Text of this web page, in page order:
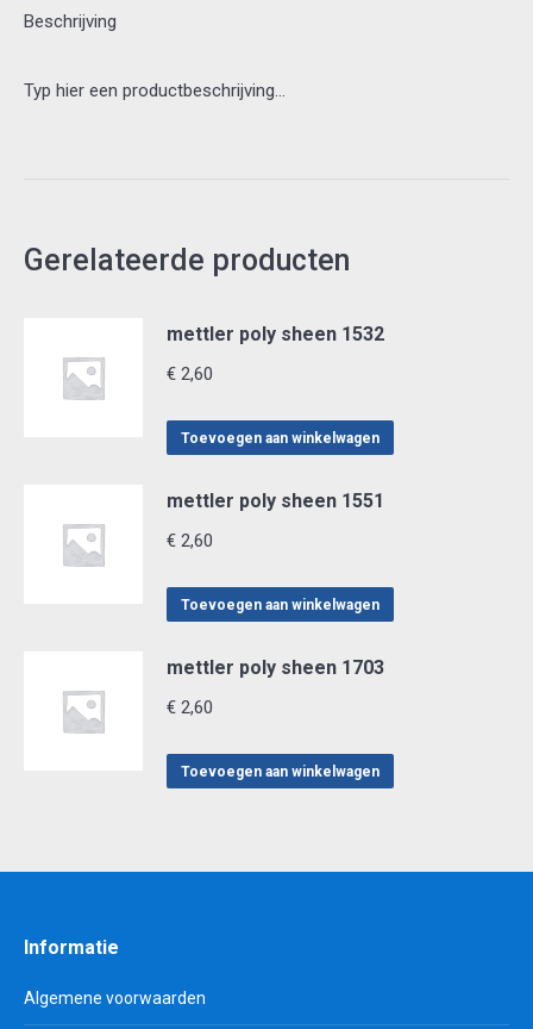
Beschrijving
Typ hier een productbeschrijving…
Gerelateerde producten
mettler poly sheen 1532
€ 2,60
Toevoegen aan winkelwagen
mettler poly sheen 1551
€ 2,60
Toevoegen aan winkelwagen
mettler poly sheen 1703
€ 2,60
Toevoegen aan winkelwagen
Informatie
Algemene voorwaarden